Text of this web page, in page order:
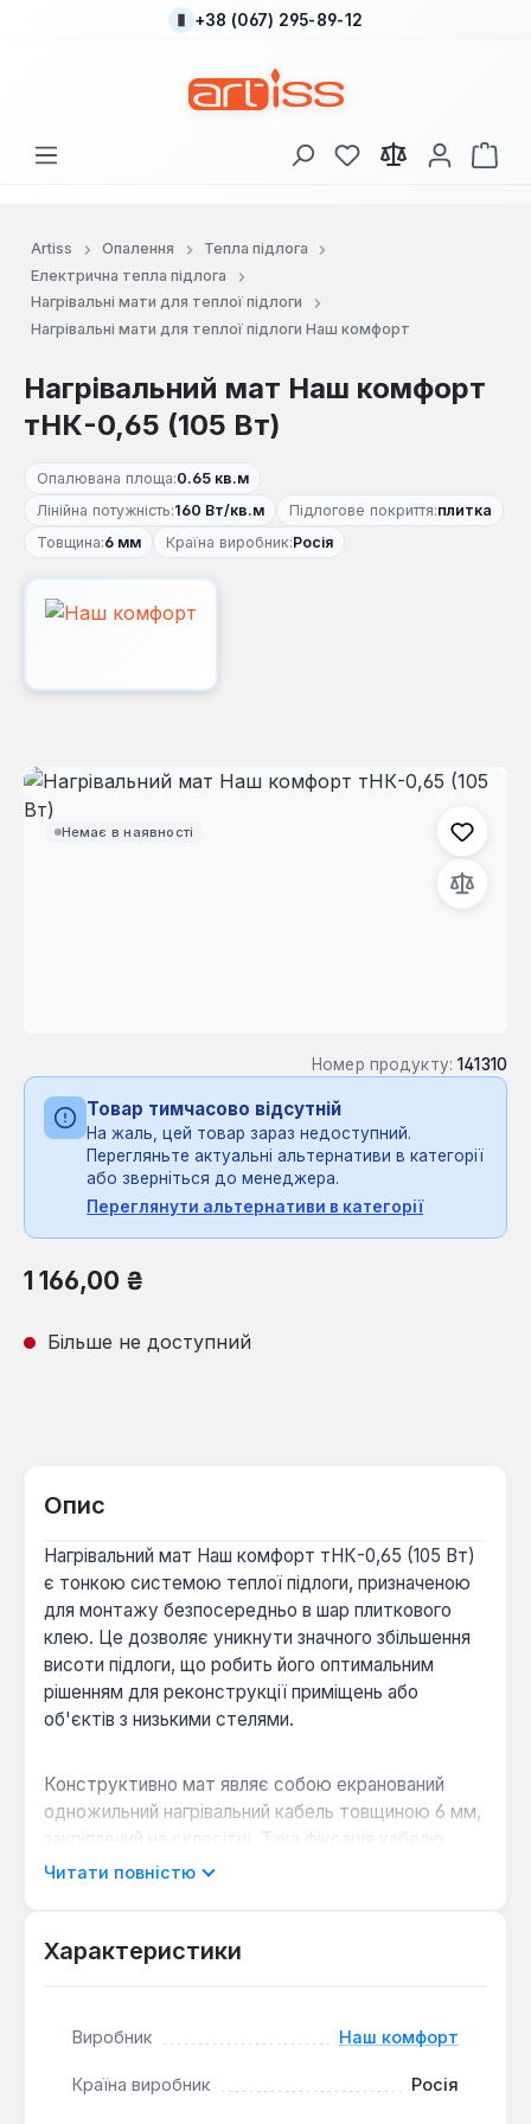
Перейти до основного вмісту
+38 (067) 295-89-12
У вас є 0 у списку
Artiss Опалення
Тепла підлога
Електрична тепла підлога
Нагрівальні мати для теплої підлоги
Нагрівальні мати для теплої підлоги Наш комфорт
Нагрівальний мат Наш комфорт
тНК-0,65 (105 Вт)
Опалювана площа:0.65 кв.м
Лінійна потужність:160 Вт/кв.м Підлогове покриття:плитка
Товщина:6 мм Країна виробник:Росія
Немає в наявності
Пропустити галерею зображень
Номер продукту: 141310
Товар тимчасово відсутній
На жаль, цей товар зараз недоступний.
Перегляньте актуальні альтернативи в категорії
або зверніться до менеджера.
Переглянути альтернативи в категорії
Звичайна ціна:
1 166,00 ₴
Більше не доступний
Опис
Нагрівальний мат Наш комфорт тНК-0,65 (105 Вт)
є тонкою системою теплої підлоги, призначеною
для монтажу безпосередньо в шар плиткового
клею. Це дозволяє уникнути значного збільшення
висоти підлоги, що робить його оптимальним
рішенням для реконструкції приміщень або
об'єктів з низькими стелями.
Конструктивно мат являє собою екранований
одножильний нагрівальний кабель товщиною 6 мм,
закріплений на склосітці. Така фіксація кабелю
виключає необхідність підбирати крок укладання,
проводами та надійними з'єднувальними муфтами,
мініатюрного екранованого нагрівального
Читати повністю
Характеристики
Виробник Наш комфорт
Країна виробник Росія